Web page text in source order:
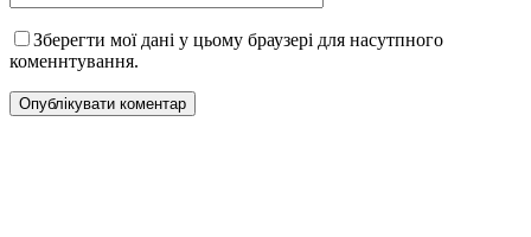
Зберегти мої дані у цьому браузері для насутпного
коменнтування.